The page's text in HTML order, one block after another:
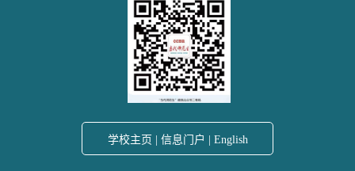
学校主页 信息门户 English